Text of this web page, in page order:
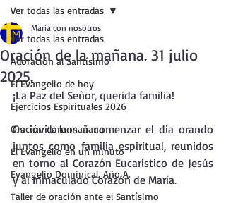
Ver todas las entradas
Adoración al Santísimo
El Evangelio de hoy
Ejercicios Espirituales 2026
Oración de la mañana
El Evangelio en un minuto
Evangelio Dominical. Año A.
Taller de oración ante el Santísimo
Ver todas las entradas
Oración de la mañana. 31 julio
2025.
María con nosotros
¡La Paz del Señor, querida familia!
Os invitamos a comenzar el día orando
juntos como familia espiritual, reunidos
en torno al Corazón Eucarístico de Jesús
y al Inmaculado Corazón de María.